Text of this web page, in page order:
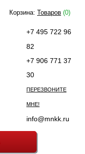
+7 495 722 96
82
+7 906 771 37
30
ПЕРЕЗВОНИТЕ
МНЕ!
info@mnkk.ru
Корзина: Товаров (0)